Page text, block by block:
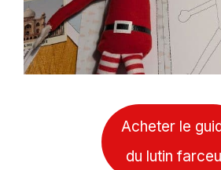
Acheter le
du lutin